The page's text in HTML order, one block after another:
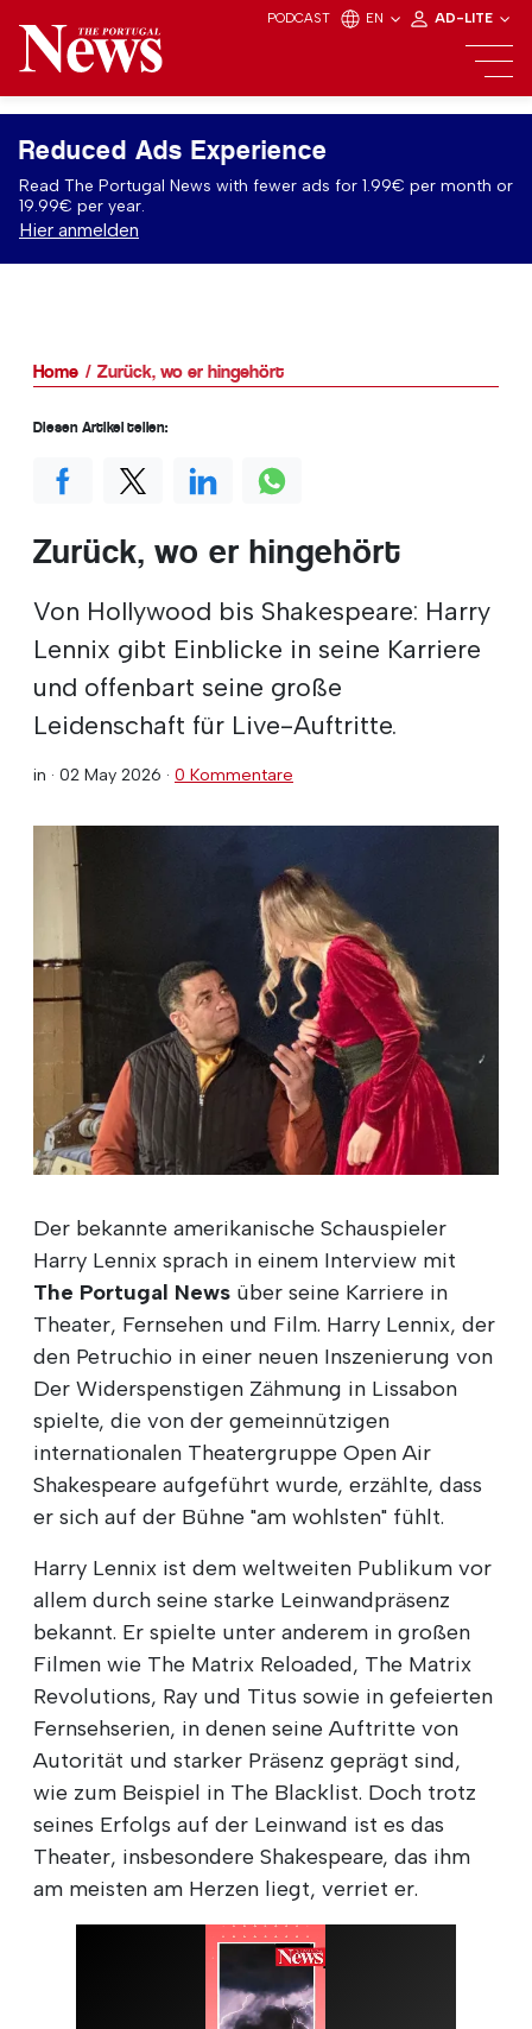
PODCAST EN AD-LITE
Reduced Ads Experience
Read The Portugal News with fewer ads for 1.99€ per month or
19.99€ per year.
Hier anmelden
Home Zurück, wo er hingehört
Zurück, wo er hingehört
Von Hollywood bis Shakespeare: Harry
Lennix gibt Einblicke in seine Karriere
und offenbart seine große
Leidenschaft für Live-Auftritte.
in · 02 May 2026 · 0 Kommentare
Der bekannte amerikanische Schauspieler
Harry Lennix sprach in einem Interview mit
The Portugal News über seine Karriere in
Theater, Fernsehen und Film. Harry Lennix, der
den Petruchio in einer neuen Inszenierung von
Der Widerspenstigen Zähmung in Lissabon
spielte, die von der gemeinnützigen
internationalen Theatergruppe Open Air
Shakespeare aufgeführt wurde, erzählte, dass
er sich auf der Bühne "am wohlsten" fühlt.
Harry Lennix ist dem weltweiten Publikum vor
allem durch seine starke Leinwandpräsenz
bekannt. Er spielte unter anderem in großen
Filmen wie The Matrix Reloaded, The Matrix
Revolutions, Ray und Titus sowie in gefeierten
Fernsehserien, in denen seine Auftritte von
Autorität und starker Präsenz geprägt sind,
wie zum Beispiel in The Blacklist. Doch trotz
seines Erfolgs auf der Leinwand ist es das
Theater, insbesondere Shakespeare, das ihm
am meisten am Herzen liegt, verriet er.
Diesen Artikel teilen: